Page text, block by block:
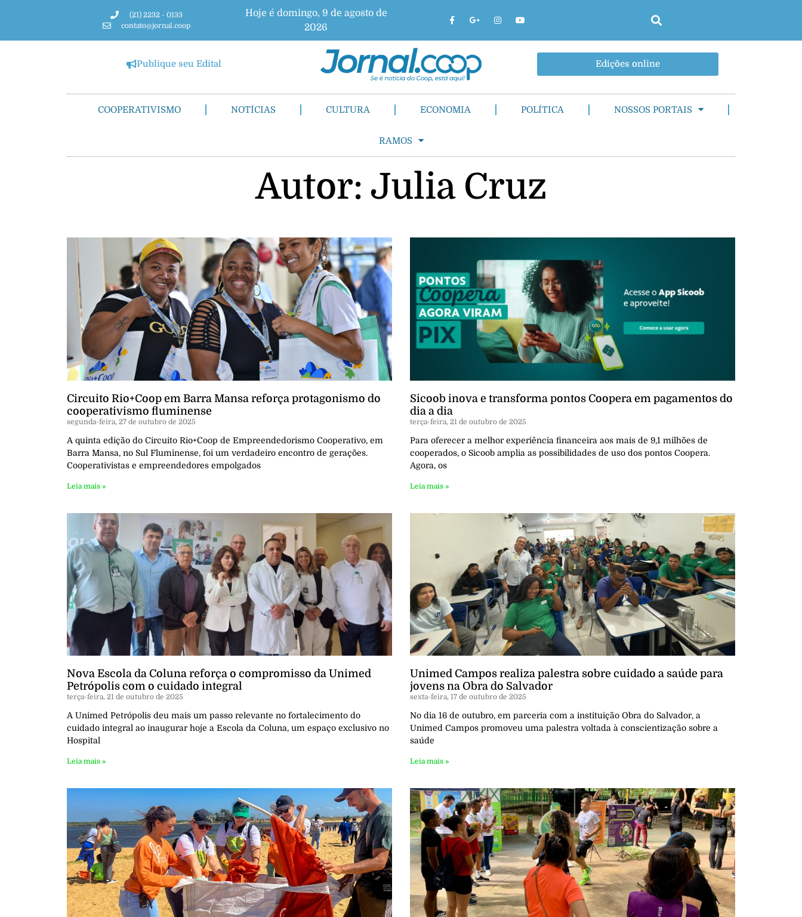
(21) 2232 - 0133
contato@jornal.coop
Hoje é domingo, 9 de agosto de
2026
Publique seu Edital Edições online
COOPERATIVISMO NOTÍCIAS CULTURA ECONOMIA POLÍTICA NOSSOS PORTAIS
RAMOS
Autor: Julia Cruz
Circuito Rio+Coop em Barra Mansa reforça protagonismo do
cooperativismo fluminense
segunda-feira, 27 de outubro de 2025
A quinta edição do Circuito Rio+Coop de Empreendedorismo Cooperativo, em
Barra Mansa, no Sul Fluminense, foi um verdadeiro encontro de gerações.
Cooperativistas e empreendedores empolgados
Leia mais »
Sicoob inova e transforma pontos Coopera em pagamentos do
dia a dia
terça-feira, 21 de outubro de 2025
Para oferecer a melhor experiência financeira aos mais de 9,1 milhões de
cooperados, o Sicoob amplia as possibilidades de uso dos pontos Coopera.
Agora, os
Leia mais »
Nova Escola da Coluna reforça o compromisso da Unimed
Petrópolis com o cuidado integral
terça-feira, 21 de outubro de 2025
A Unimed Petrópolis deu mais um passo relevante no fortalecimento do
cuidado integral ao inaugurar hoje a Escola da Coluna, um espaço exclusivo no
Hospital
Leia mais »
Unimed Campos realiza palestra sobre cuidado a saúde para
jovens na Obra do Salvador
sexta-feira, 17 de outubro de 2025
No dia 16 de outubro, em parceria com a instituição Obra do Salvador, a
Unimed Campos promoveu uma palestra voltada à conscientização sobre a
saúde
Leia mais »